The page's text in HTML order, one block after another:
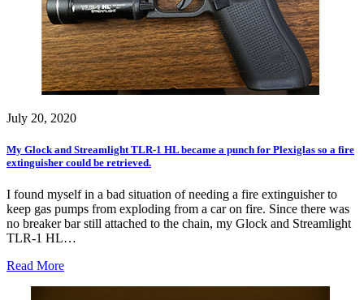
July 20, 2020
My Glock and Streamlight TLR-1 HL became a punch for Plexiglas so a fire
extinguisher could be retrieved.
I found myself in a bad situation of needing a fire extinguisher to
keep gas pumps from exploding from a car on fire. Since there was
no breaker bar still attached to the chain, my Glock and Streamlight
TLR-1 HL…
Read More